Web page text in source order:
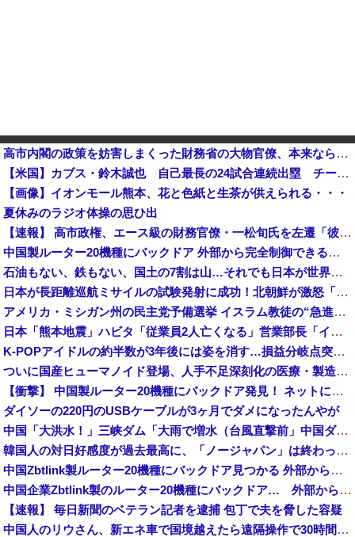
高市内閣の政策を妨害しまくった財務省の大物官僚、本来ならエース級の人材が就くはずのないポストに送られ……
【米国】カブス・鈴木誠也 自己最長の24試合連続出塁 チームは9回2死から追いつき、延長劇的サヨナラで4連勝他
【画像】イオンモール熊本、花と色紙と生茶が供えられる・・・
夏休みのラジオ体操の思ひ出
【速報】 高市政権、エース級の財務官僚・一松旬氏を左遷「彼は協力的でなかった」財務省の言いなりではないことが判明
中国製ルーター20機種にバックドア 外部から完全制御できる機能が仕込まれていた
石油もない、鉄もない、国土の7割は山…それでも日本が世界屈指の経済大国になれた「勤勉さ」以外の勝因！
日本が長距離巡航ミサイルの試験発射に成功！北朝鮮が激怒「日本が戦争国家になろうとしている」「絶対に傍観しない、必ず後悔させる」
アメリカ・ミシガン州の民主党予備選挙 イスラム教徒の“急進左派”候補が勝利確実に⋯トランプ氏は批判
日本「熊本地震」ハビタ「従業員2人亡くなる」営業部長「イオンのスタッフに制止されなかった」日本「部長が連絡後の店員行動を証言（謎」イオン「再入館可能の事実ない」→
K-POPアイドルの約半数が3年後には姿を消す…損益分岐点突破は4％未満
ついに国産ヒューマノイド登場、人手不足深刻化の医療・製造現場などでの活用想定！
【衝撃】 中国製ルーター20機種にバックドア発見！ ネットに繋ぐだけで35秒ごとに中国のサーバーと通信
ダイソーの220円のUSBケーブルが3ヶ月でダメになったんやが
中国「大洪水！」三峡ダム「大雨で増水（台風直撃前」中国ダム「緊急放流！」中国鉄道「列車が走行中に流される」中国避難所「支援物資は有料です」謎の勢力「え」→
韓国人の対日好感度が過去最高に、「ノージャパン」は終わった？＝ネット「中国より100倍いい」
中国Zbtlink製ルーター20機種にバックドア見つかる 外部から完全制御のおそれ
中国企業Zbtlink製のルーター20機種にバックドア… 外部から完全制御のおそれ
【速報】 毎日新聞のベテラン記者を逮捕 包丁で夫を脅した容疑
中国人のリウさん、新エネ車で国境越えたら遠隔操作で30時間ロックされる！